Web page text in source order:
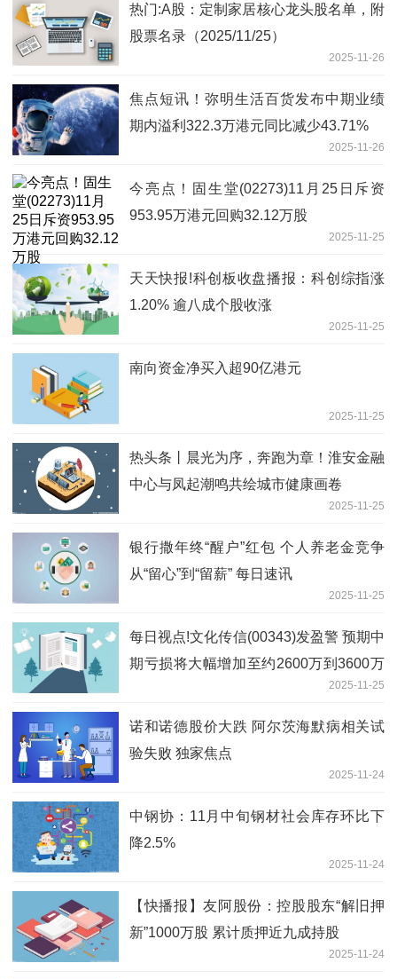
热门:A股：定制家居核心龙头股名单，附
股票名录（2025/11/25）
2025-11-26
焦点短讯！弥明生活百货发布中期业绩
期内溢利322.3万港元同比减少43.71%
2025-11-26
今亮点！固生堂(02273)11月25日斥资
953.95万港元回购32.12万股
2025-11-25
天天快报!科创板收盘播报：科创综指涨
1.20% 逾八成个股收涨
2025-11-25
南向资金净买入超90亿港元
2025-11-25
热头条丨晨光为序，奔跑为章！淮安金融
中心与凤起潮鸣共绘城市健康画卷
2025-11-25
银行撒年终“醒户”红包 个人养老金竞争
从“留心”到“留薪” 每日速讯
2025-11-25
每日视点!文化传信(00343)发盈警 预期中
期亏损将大幅增加至约2600万到3600万
2025-11-25
诺和诺德股价大跌 阿尔茨海默病相关试
验失败 独家焦点
2025-11-24
中钢协：11月中旬钢材社会库存环比下
降2.5%
2025-11-24
【快播报】友阿股份：控股股东“解旧押
新”1000万股 累计质押近九成持股
2025-11-24